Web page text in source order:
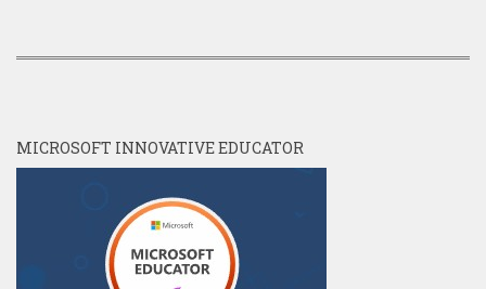
MICROSOFT INNOVATIVE EDUCATOR